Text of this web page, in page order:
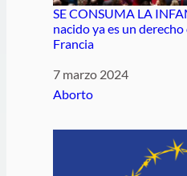
SE CONSUMA LA
nacido ya es un
Francia
Fecha
7 marzo 2024
Respecto a
Aborto